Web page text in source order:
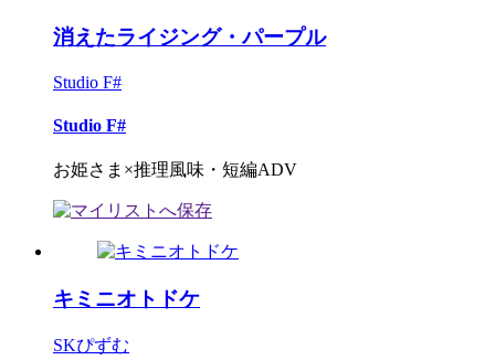
消えたライジング・パープル
Studio F#
Studio F#
お姫さま×推理風味・短編ADV
キミニオトドケ
SKぴずむ